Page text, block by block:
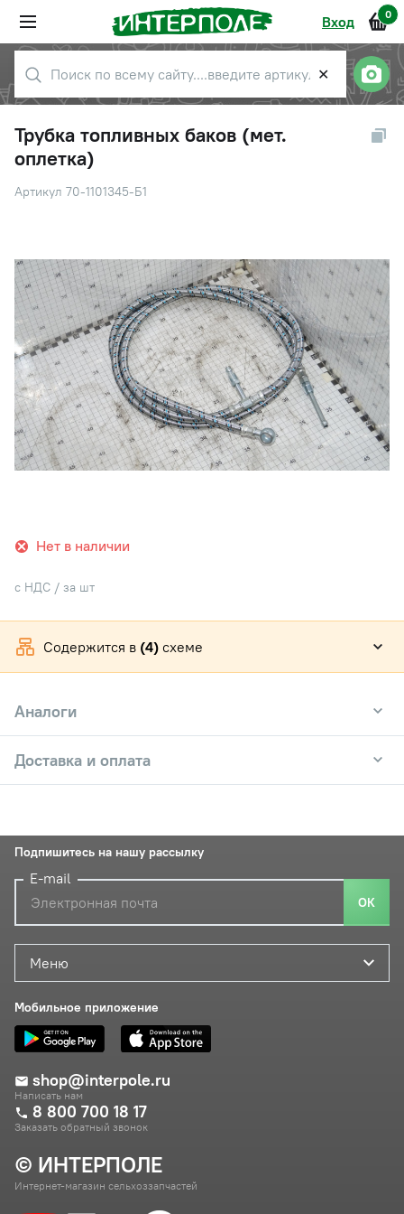
Вход 0
✕
Трубка топливных баков (мет.
оплетка)
Артикул 70-1101345-Б1
Нет в наличии
с НДС / за шт
Содержится в (4) схеме
Аналоги
Доставка и оплата
© ИНТЕРПОЛЕ
Интернет-магазин сельхоззапчастей
Меню
Мобильное приложение
shop@interpole.ru
Написать нам
8 800 700 18 17
Заказать обратный звонок
Подпишитесь на нашу рассылку
E-mail
ОК